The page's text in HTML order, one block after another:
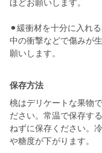
ほどお願いします。
⚫︎緩衝材を十分に入れ
中の衝撃などで傷みが
願いします。
保存方法
桃はデリケートな果物
ださい。常温で保存す
ねずに保存ください。
や糖度が下がります。